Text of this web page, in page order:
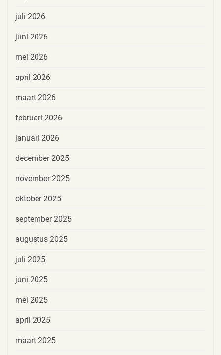
juli 2026
juni 2026
mei 2026
april 2026
maart 2026
februari 2026
januari 2026
december 2025
november 2025
oktober 2025
september 2025
augustus 2025
juli 2025
juni 2025
mei 2025
april 2025
maart 2025